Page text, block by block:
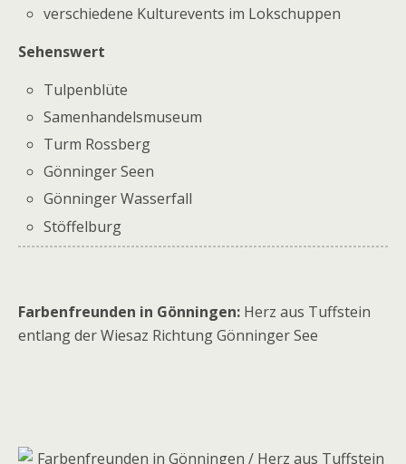
verschiedene Kulturevents im Lokschuppen
Sehenswert
Tulpenblüte
Samenhandelsmuseum
Turm Rossberg
Gönninger Seen
Gönninger Wasserfall
Stöffelburg
Farbenfreunden in Gönningen: Herz aus Tuffstein
entlang der Wiesaz Richtung Gönninger See